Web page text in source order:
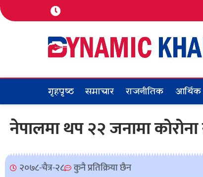
गृहपृष्ठ समाचार राजनीतिक
नेपालमा थप २२ जनामा कोरोना
२०७८-चैत्र-२८ कुनै प्रतिक्रिया छैन